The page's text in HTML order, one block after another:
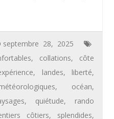
septembre 28, 2025
, collations, côte
, landes, liberté,
, océan,
, quiétude, rando
côtiers, splendides,